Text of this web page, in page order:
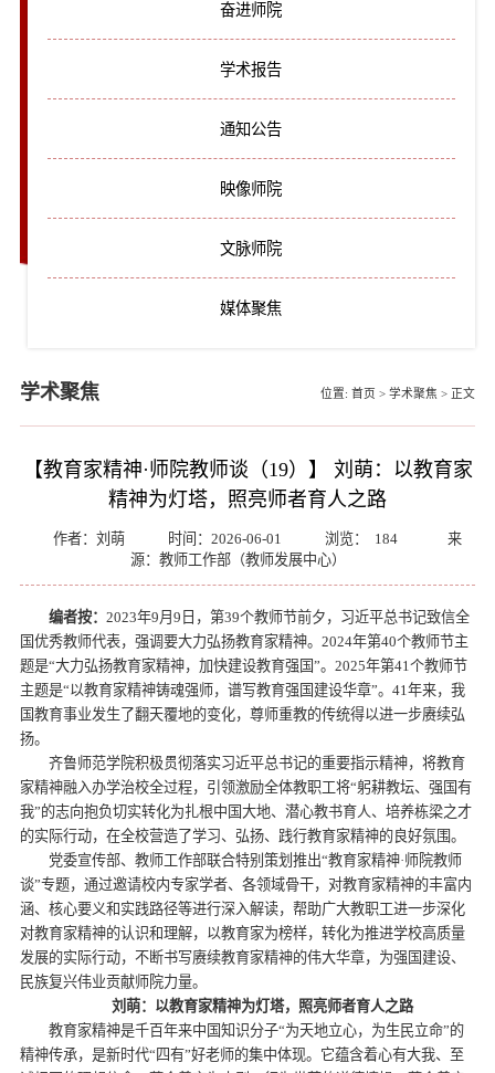
奋进师院
学术报告
通知公告
映像师院
文脉师院
媒体聚焦
学术聚焦 位置: 首页 > 学术聚焦 > 正文
【教育家精神·师院教师谈（19）】 刘萌：以教育家
精神为灯塔，照亮师者育人之路
作者：刘萌 时间：2026-06-01 浏览： 184
来
源：教师工作部（教师发展中心）
编者按：2023年9月9日，第39个教师节前夕，习近平总书记致信全
国优秀教师代表，强调要大力弘扬教育家精神。2024年第40个教师节主
题是“大力弘扬教育家精神，加快建设教育强国”。2025年第41个教师节
主题是“以教育家精神铸魂强师，谱写教育强国建设华章”。41年来，我
国教育事业发生了翻天覆地的变化，尊师重教的传统得以进一步赓续弘
扬。
齐鲁师范学院积极贯彻落实习近平总书记的重要指示精神，将教育
家精神融入办学治校全过程，引领激励全体教职工将“躬耕教坛、强国有
我”的志向抱负切实转化为扎根中国大地、潜心教书育人、培养栋梁之才
的实际行动，在全校营造了学习、弘扬、践行教育家精神的良好氛围。
党委宣传部、教师工作部联合特别策划推出“教育家精神·师院教师
谈”专题，通过邀请校内专家学者、各领域骨干，对教育家精神的丰富内
涵、核心要义和实践路径等进行深入解读，帮助广大教职工进一步深化
对教育家精神的认识和理解，以教育家为榜样，转化为推进学校高质量
发展的实际行动，不断书写赓续教育家精神的伟大华章，为强国建设、
民族复兴伟业贡献师院力量。
刘萌：以教育家精神为灯塔，照亮师者育人之路
教育家精神是千百年来中国知识分子“为天地立心，为生民立命”的
精神传承，是新时代“四有”好老师的集中体现。它蕴含着心有大我、至